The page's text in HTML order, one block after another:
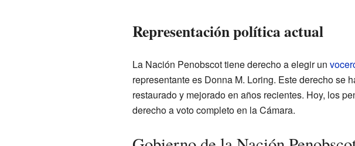
Representación política actual
La Nación Penobscot tiene derecho a elegir un
representante es Donna M. Loring. Este derecho se
restaurado y mejorado en años recientes. Hoy, los
derecho a voto completo en la Cámara.